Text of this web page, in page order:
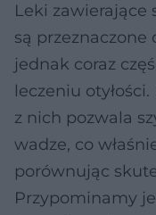
Leki
są przeznaczone
jednak coraz
leczeniu
z nich pozwala
wadze, co
porównując
Przypominamy